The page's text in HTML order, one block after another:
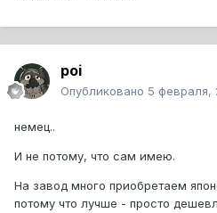
poi
Опубликовано 5 февраля,
немец..
И не потому, что сам имею.
На завод много приобретаем
потому что лучше - просто